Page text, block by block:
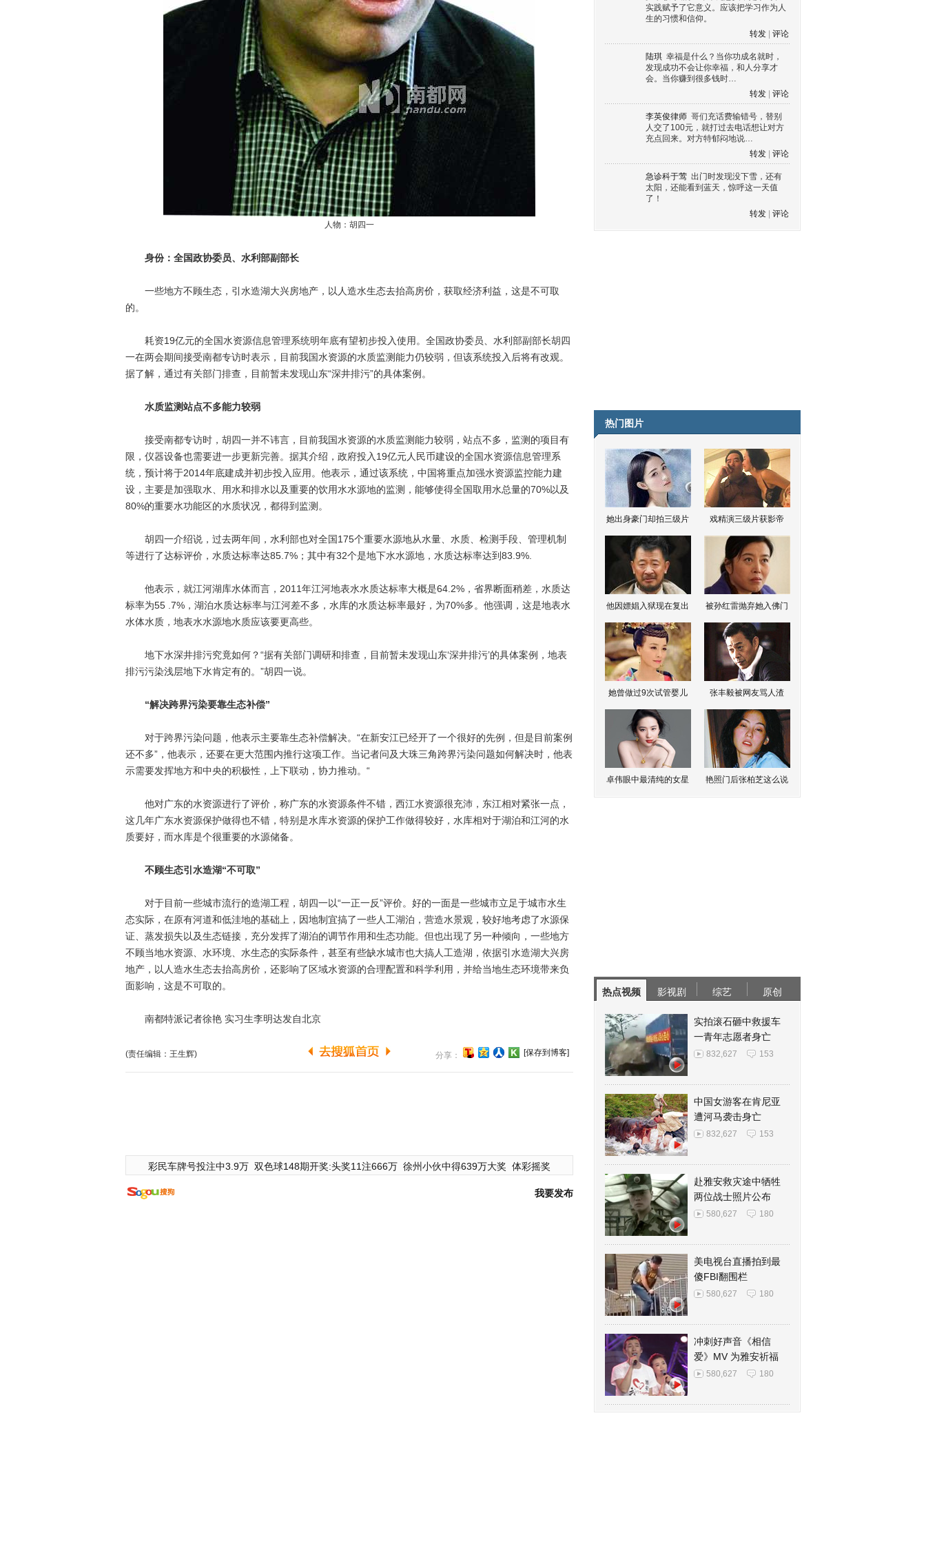
人物：胡四一
身份：全国政协委员、水利部副部长
一些地方不顾生态，引水造湖大兴房地产，以人造水生态去抬高房价，获取经济利益，这是不可取
的。
耗资19亿元的全国水资源信息管理系统明年底有望初步投入使用。全国政协委员、水利部副部长胡四
一在两会期间接受南都专访时表示，目前我国水资源的水质监测能力仍较弱，但该系统投入后将有改观。
据了解，通过有关部门排查，目前暂未发现山东“深井排污”的具体案例。
水质监测站点不多能力较弱
接受南都专访时，胡四一并不讳言，目前我国水资源的水质监测能力较弱，站点不多，监测的项目有
限，仪器设备也需要进一步更新完善。据其介绍，政府投入19亿元人民币建设的全国水资源信息管理系
统，预计将于2014年底建成并初步投入应用。他表示，通过该系统，中国将重点加强水资源监控能力建
设，主要是加强取水、用水和排水以及重要的饮用水水源地的监测，能够使得全国取用水总量的70%以及
80%的重要水功能区的水质状况，都得到监测。
胡四一介绍说，过去两年间，水利部也对全国175个重要水源地从水量、水质、检测手段、管理机制
等进行了达标评价，水质达标率达85.7%；其中有32个是地下水水源地，水质达标率达到83.9%.
他表示，就江河湖库水体而言，2011年江河地表水水质达标率大概是64.2%，省界断面稍差，水质达
标率为55 .7%，湖泊水质达标率与江河差不多，水库的水质达标率最好，为70%多。他强调，这是地表水
水体水质，地表水水源地水质应该要更高些。
地下水深井排污究竟如何？“据有关部门调研和排查，目前暂未发现山东‘深井排污’的具体案例，地表
排污污染浅层地下水肯定有的。”胡四一说。
“解决跨界污染要靠生态补偿”
对于跨界污染问题，他表示主要靠生态补偿解决。“在新安江已经开了一个很好的先例，但是目前案例
还不多”，他表示，还要在更大范围内推行这项工作。当记者问及大珠三角跨界污染问题如何解决时，他表
示需要发挥地方和中央的积极性，上下联动，协力推动。“
他对广东的水资源进行了评价，称广东的水资源条件不错，西江水资源很充沛，东江相对紧张一点，
这几年广东水资源保护做得也不错，特别是水库水资源的保护工作做得较好，水库相对于湖泊和江河的水
质要好，而水库是个很重要的水源储备。
不顾生态引水造湖“不可取”
对于目前一些城市流行的造湖工程，胡四一以“一正一反”评价。好的一面是一些城市立足于城市水生
态实际，在原有河道和低洼地的基础上，因地制宜搞了一些人工湖泊，营造水景观，较好地考虑了水源保
证、蒸发损失以及生态链接，充分发挥了湖泊的调节作用和生态功能。但也出现了另一种倾向，一些地方
不顾当地水资源、水环境、水生态的实际条件，甚至有些缺水城市也大搞人工造湖，依据引水造湖大兴房
地产，以人造水生态去抬高房价，还影响了区域水资源的合理配置和科学利用，并给当地生态环境带来负
面影响，这是不可取的。
南都特派记者徐艳 实习生李明达发自北京
(责任编辑：王生辉) 分享： [保存到博客]
彩民车牌号投注中3.9万 双色球148期开奖:头奖11注666万 徐州小伙中得639万大奖 体彩摇奖
我要发布
实践赋予了它意义。应该把学习作为人
生的习惯和信仰。
转发
评论
陆琪 幸福是什么？当你功成名就时，
发现成功不会让你幸福，和人分享才
会。当你赚到很多钱时…
转发
评论
李英俊律师 哥们充话费输错号，替别
人交了100元，就打过去电话想让对方
充点回来。对方特郁闷地说…
转发
评论
急诊科于莺 出门时发现没下雪，还有
太阳，还能看到蓝天，惊呼这一天值
了！
转发
评论
热门图片
她出身豪门却拍三级片 戏精演三级片获影帝
他因嫖娼入狱现在复出 被孙红雷抛弃她入佛门
她曾做过9次试管婴儿 张丰毅被网友骂人渣
卓伟眼中最清纯的女星 艳照门后张柏芝这么说
热点视频 影视剧 综艺 原创
实拍滚石砸中救援车
一青年志愿者身亡
832,627 153
中国女游客在肯尼亚
遭河马袭击身亡
832,627 153
赴雅安救灾途中牺牲
两位战士照片公布
580,627 180
美电视台直播拍到最
傻FBI翻围栏
580,627 180
冲刺好声音《相信
爱》MV 为雅安祈福
580,627 180